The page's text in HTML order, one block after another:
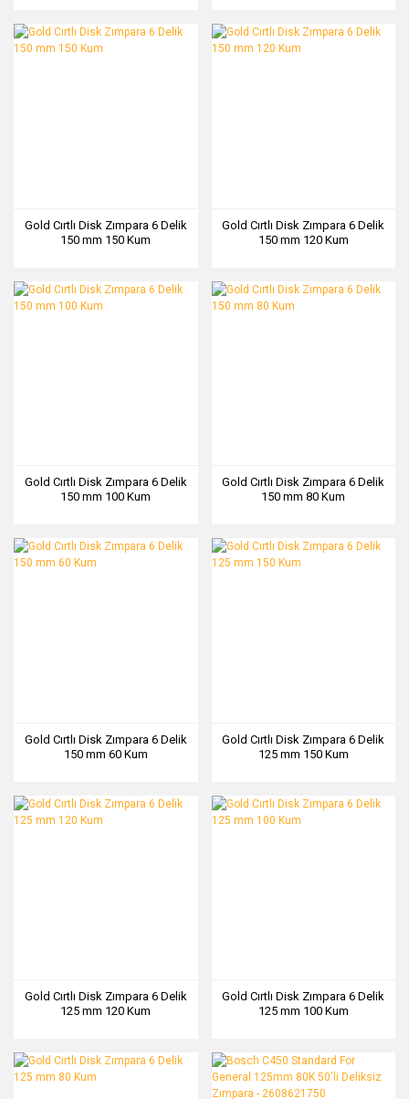
Gold Cırtlı Disk Zımpara 6 Delik
150 mm 150 Kum
Gold Cırtlı Disk Zımpara 6 Delik
150 mm 120 Kum
Gold Cırtlı Disk Zımpara 6 Delik
150 mm 100 Kum
Gold Cırtlı Disk Zımpara 6 Delik
150 mm 80 Kum
Gold Cırtlı Disk Zımpara 6 Delik
150 mm 60 Kum
Gold Cırtlı Disk Zımpara 6 Delik
125 mm 150 Kum
Gold Cırtlı Disk Zımpara 6 Delik
125 mm 120 Kum
Gold Cırtlı Disk Zımpara 6 Delik
125 mm 100 Kum